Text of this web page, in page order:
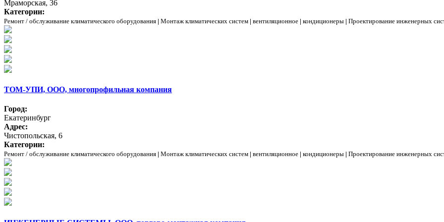
Мраморская, 36
Категории:
Ремонт / обслуживание климатического оборудования | Монтаж климатических систем | вентиляционное | кондиционеры | Проектирование инженерных
ТОМ-УПИ, ООО, многопрофильная компания
Город:
Екатеринбург
Адрес:
Чистопольская, 6
Категории:
Ремонт / обслуживание климатического оборудования | Монтаж климатических систем | вентиляционное | кондиционеры | Проектирование инженерных